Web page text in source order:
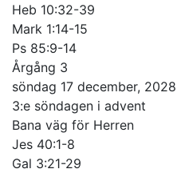
Heb 10:32-39
Mark 1:14-15
Ps 85:9-14
Årgång 3
söndag 17 december, 2028
3:e söndagen i advent
Bana väg för Herren
Jes 40:1-8
Gal 3:21-29